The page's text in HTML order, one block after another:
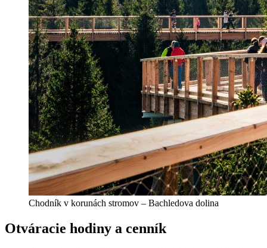
Chodník v korunách stromov – Bachledova dolina
Otváracie hodiny a cenník